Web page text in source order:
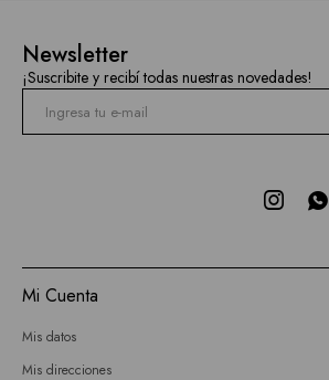
Newsletter
¡Suscribite y recibí todas nuestras novedades!
 
Mi Cuenta
Mis datos
Mis direcciones